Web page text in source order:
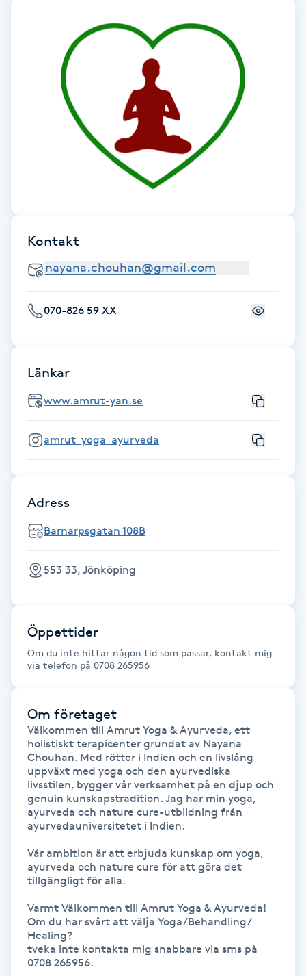
Hårbottenbehandling
Hårförlängning
IR-massage
Japansk massage
K18
Kemisk peeling
Kinesiologi
Kinesisk medicin
Kiropraktik
Klangmassage
Klippning
Klippning & Slingor
Klippning ungdom
Kosmetisk tatuering
Kontakt
070-826 59 XX
Länkar
www.amrut-yan.se
amrut_yoga_ayurveda
Adress
Barnarpsgatan 108B
553 33, Jönköping
Öppettider
Om du inte hittar någon tid som passar, kontakt mig
via telefon på 0708 265956
Om företaget
Välkommen till Amrut Yoga & Ayurveda, ett
holistiskt terapicenter grundat av Nayana
Chouhan. Med rötter i Indien och en livslång
uppväxt med yoga och den ayurvediska
livsstilen, bygger vår verksamhet på en djup och
genuin kunskapstradition. Jag har min yoga,
ayurveda och nature cure-utbildning från
ayurvedauniversitetet i Indien.
Vår ambition är att erbjuda kunskap om yoga,
ayurveda och nature cure för att göra det
tillgängligt för alla.
Varmt Välkommen till Amrut Yoga & Ayurveda!
Om du har svårt att välja Yoga/Behandling/
Healing?
tveka inte kontakta mig snabbare via sms på
0708 265956.